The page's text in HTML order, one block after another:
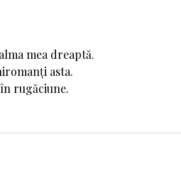
mea dreaptă.
asta.
rugăciune.